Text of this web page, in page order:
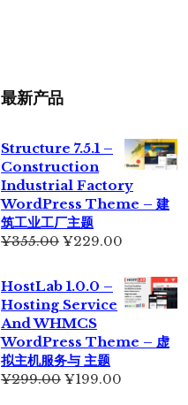
最新产品
Structure 7.5.1 –
Construction
Industrial Factory
WordPress Theme – 建
筑工业工厂主题
¥355.00 原
为：
¥355.00。
¥229.00
价
格
¥229.00。
HostLab 1.0.0 –
Hosting Service
And WHMCS
WordPress Theme – 虚
拟主机服务与 主题
¥299.00 原
¥199.00